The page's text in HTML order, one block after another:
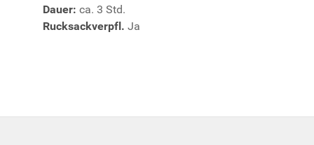
Dauer: ca. 3 Std.
Rucksackverpfl. Ja